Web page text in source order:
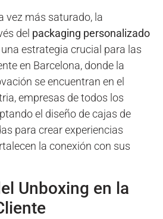
vez más saturado, la
del packaging personalizado
estrategia crucial para las
en Barcelona, donde la
se encuentran en el
empresas de todos los
el diseño de cajas de
para crear experiencias
la conexión con sus
Unboxing en la